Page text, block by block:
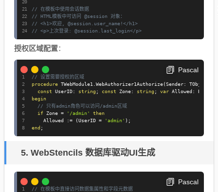
// 在模板中使用会话数据
// HTML模板中可访问 @session 对象：
// <h1>欢迎, @session.user_name!</h1>
// <p>上次登录: @session.last_login</p>
授权区域配置：
Pascal
// 设置需要授权的区域
procedure TWebModule1 WebAuthorizer1Authorize(Sender: TObject
const UserID: string ; const Zone: string ; var Allowed :
Boolean
begin
// 只有admin角色可以访问/admin区域
if Zone = '/admin'
then
    Allowed
:= (UserID = 'admin' ) ;
end ;
5. WebStencils 数据库驱动UI生成
Pascal
// 在模板中直接访问数据集属性和字段元数据